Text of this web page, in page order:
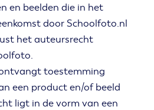
en beelden die in het
door Schoolfoto.nl
het auteursrecht
toestemming
een product en/of beeld
ligt in de vorm van een